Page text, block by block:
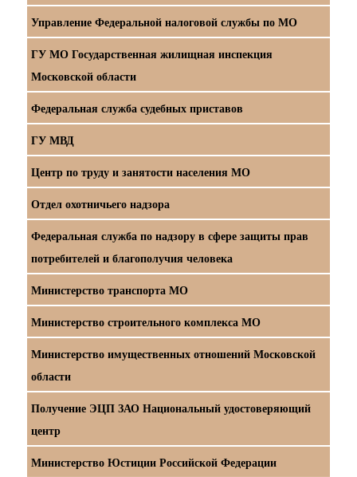
Управление Федеральной налоговой службы по МО
ГУ МО Государственная жилищная инспекция
Московской области
Федеральная служба судебных приставов
ГУ МВД
Центр по труду и занятости населения МО
Отдел охотничьего надзора
Федеральная служба по надзору в сфере защиты прав
потребителей и благополучия человека
Министерство транспорта МО
Министерство строительного комплекса МО
Министерство имущественных отношений Московской
области
Получение ЭЦП ЗАО Национальный удостоверяющий
центр
Министерство Юстиции Российской Федерации